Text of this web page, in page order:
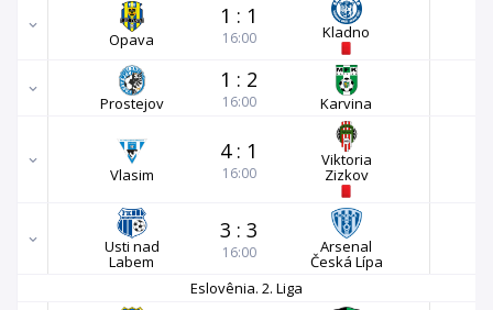
Opava
1 : 1
16:00 Kladno
Prostejov
1 : 2
16:00 Karvina
Vlasim
4: 1
16:00
Viktoria
Zizkov
Usti nad
Labem
3 : 3
16:00 Arsenal
Česká Lípa
Eslovênia. 2. Liga